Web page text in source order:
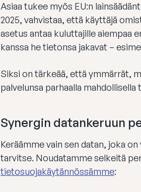
Asiaa tukee myös EU:n
2025, vahvistaa, että käyttäjä
asetus antaa kuluttajille aiempaa
kanssa he tietonsa jakavat –
Siksi on tärkeää, että ymmärrät,
palvelunsa parhaalla mahdollisella
Synergin datankeruun
Keräämme vain sen datan, joka
tarvitse. Noudatamme selkeitä
tietosuojakäytännössämme: